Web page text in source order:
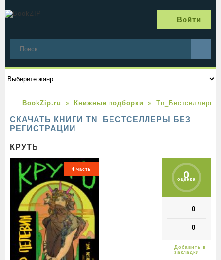
Войти
BookZip.ru Книжные подборки Tn_Бестселлеры
СКАЧАТЬ КНИГИ TN_БЕСТСЕЛЛЕРЫ БЕЗ
РЕГИСТРАЦИИ
КРУТЬ
4 часть 0
оценка
0
0